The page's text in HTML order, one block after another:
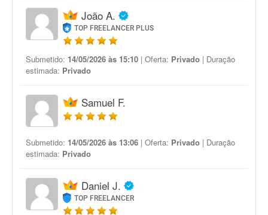
João A.
TOP FREELANCER PLUS
Submetido: 14/05/2026 às 15:10 | Oferta: Privado | Duração
estimada: Privado
Samuel F.
Submetido: 14/05/2026 às 13:06 | Oferta: Privado | Duração
estimada: Privado
Daniel J.
TOP FREELANCER